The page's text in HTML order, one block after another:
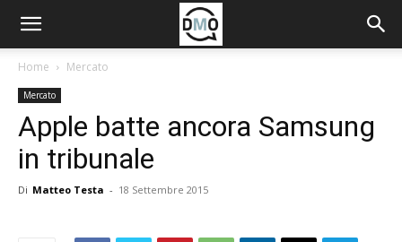
Home Mercato
Mercato
Apple batte ancora Samsung
in tribunale
Di Matteo Testa - 18 Settembre 2015